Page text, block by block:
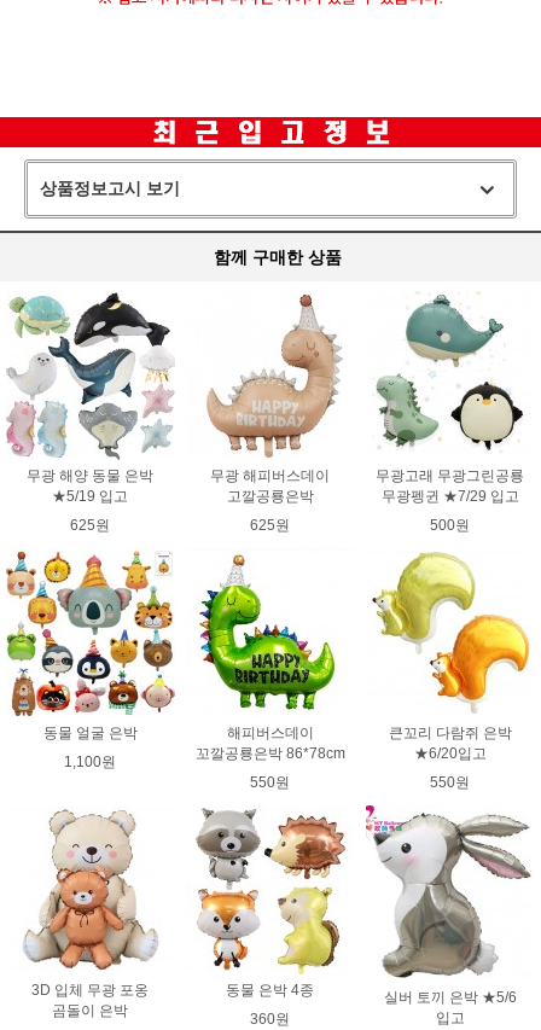
상품정보고시 보기
함께 구매한 상품
무광 해양 동물 은박
★5/19 입고
625원
무광 해피버스데이
고깔공룡은박
625원
무광고래 무광그린공룡
무광펭귄 ★7/29 입고
500원
동물 얼굴 은박
1,100원
해피버스데이
꼬깔공룡은박 86*78cm
550원
큰꼬리 다람쥐 은박
★6/20입고
550원
3D 입체 무광 포옹
곰돌이 은박
동물 은박 4종
360원
실버 토끼 은박 ★5/6
입고